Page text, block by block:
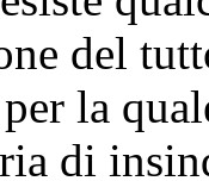
del
la
di